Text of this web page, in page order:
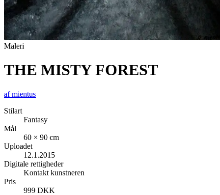
Maleri
THE MISTY FOREST
afmientus
Stilart
Fantasy
Mål
60 × 90 cm
Uploadet
12.1.2015
Digitale rettigheder
Kontakt kunstneren
Pris
999 DKK